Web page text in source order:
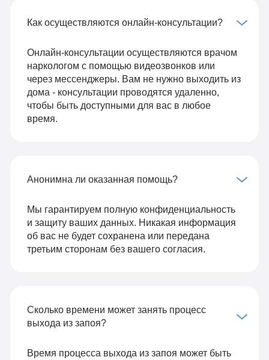
Как осуществляются онлайн-консультации?
Онлайн-консультации осуществляются врачом
наркологом с помощью видеозвонков или
через мессенджеры. Вам не нужно выходить из
дома - консультации проводятся удаленно,
чтобы быть доступными для вас в любое
время.
Анонимна ли оказанная помощь?
Мы гарантируем полную конфиденциальность
и защиту ваших данных. Никакая информация
об вас не будет сохранена или передана
третьим сторонам без вашего согласия.
Сколько времени может занять процесс
выхода из запоя?
Время процесса выхода из запоя может быть